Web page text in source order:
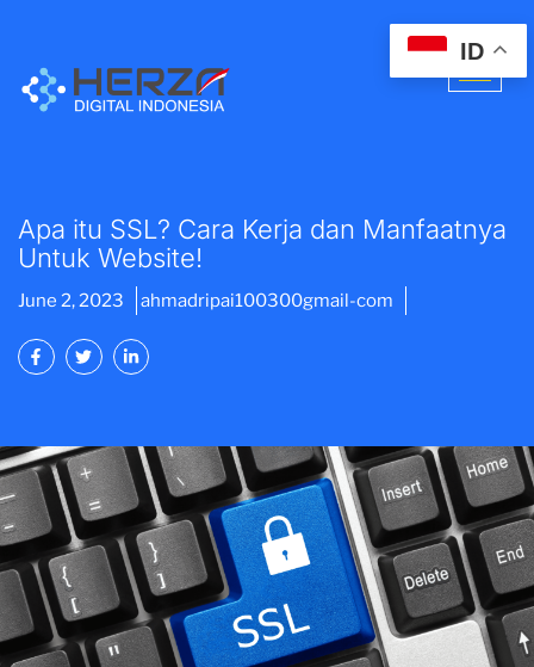
Apa itu SSL? Cara Kerja dan Manfaatnya
Untuk Website!
June 2, 2023 ahmadripai100300gmail-com
ID